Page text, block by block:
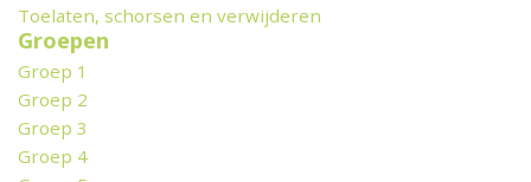
Toelaten, schorsen en verwijderen
Groepen
Groep 1
Groep 2
Groep 3
Groep 4